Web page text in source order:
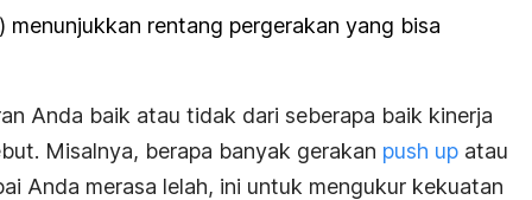
rentang pergerakan yang bisa
Anda baik atau tidak dari seberapa baik kinerja
Misalnya, berapa banyak gerakan push up atau
Anda merasa lelah, ini untuk mengukur kekuatan